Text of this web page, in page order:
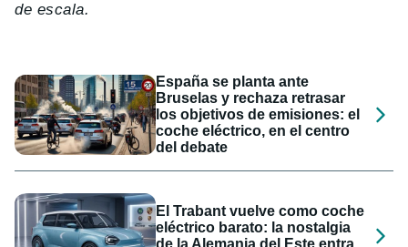
de escala.
España se planta ante
Bruselas y rechaza retrasar
los objetivos de emisiones: el
coche eléctrico, en el centro
del debate
El Trabant vuelve como coche
eléctrico barato: la nostalgia
de la Alemania del Este entra